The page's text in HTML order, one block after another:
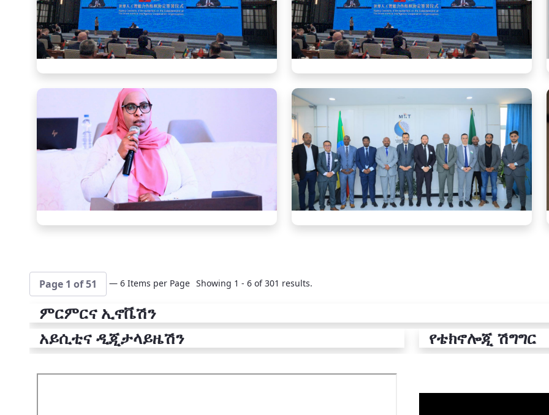
Page 1 of 51 — 6 Items per Page Showing 1 - 6 of 301 results.
ምርምርና ኢኖቬሽን
አይሲቲና ዲጂታላይዜሽን
የቴክኖሎጂ ሽግግር